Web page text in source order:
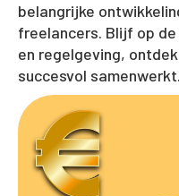
belangrijke
freelancers. Blijf op
en regelgeving,
succesvol samenwerkt.